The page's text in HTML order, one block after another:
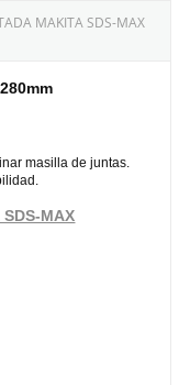
MAKITA SDS-MAX
masilla de juntas.
MAX